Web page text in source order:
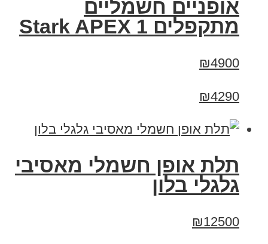
‏אופניים חשמליים
‏מתקפלים Stark APEX 1
₪4900
₪4290
תלת אופן חשמלי מאסיבי
גלגלי בלון
₪12500